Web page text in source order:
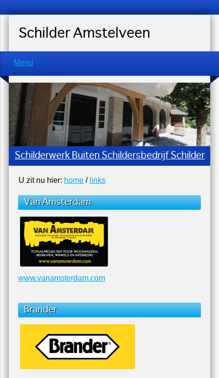
Schilder Amstelveen
Menu
Schilderwerk Buiten Schildersbedrijf Schilder
U zit nu hier:home/links
Van Amsterdam
www.vanamsterdam.com